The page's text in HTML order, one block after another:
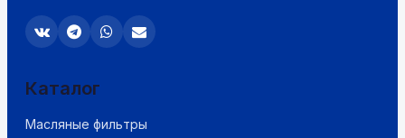
Каталог
Масляные фильтры